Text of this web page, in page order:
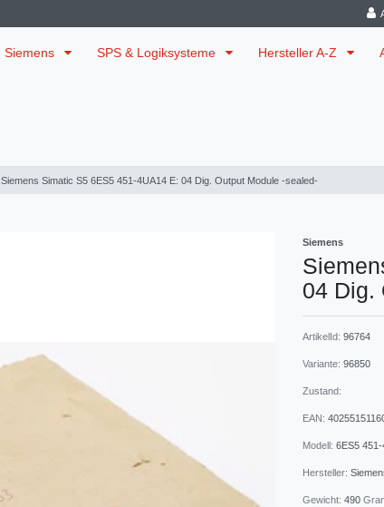
Siemens SPS & Logiksysteme Hersteller A-Z
Siemens Simatic S5 6ES5 451-4UA14 E: 04 Dig. Output Module -sealed-
Siemens
04 Dig.
ArtikelId: 96764
Variante: 96850
Zustand:
EAN:
Modell: 6ES5
Hersteller:
Gewicht: 490